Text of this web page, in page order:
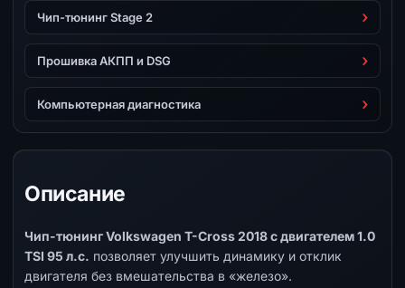
Чип-тюнинг Stage 2
Прошивка АКПП и DSG
Компьютерная диагностика
Описание
Чип-тюнинг Volkswagen T-Cross 2018 с двигателем 1.0
TSI 95 л.с. позволяет улучшить динамику и отклик
двигателя без вмешательства в «железо».